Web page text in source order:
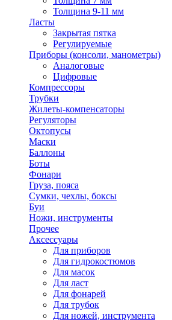
Толщина 9-11 мм
Ласты
Закрытая пятка
Регулируемые
Приборы (консоли, манометры)
Аналоговые
Цифровые
Компрессоры
Трубки
Жилеты-компенсаторы
Регуляторы
Октопусы
Маски
Баллоны
Боты
Фонари
Груза, пояса
Сумки, чехлы, боксы
Буи
Ножи, инструменты
Прочее
Аксессуары
Для приборов
Для гидрокостюмов
Для масок
Для ласт
Для фонарей
Для трубок
Для ножей, инструмента